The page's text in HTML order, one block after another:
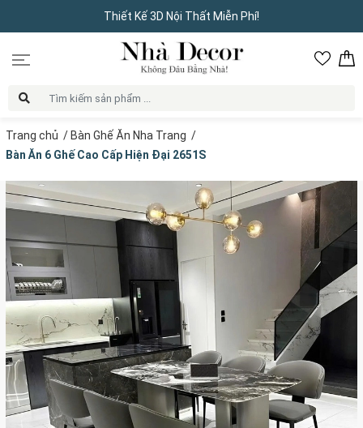
Thiết Kế 3D Nội Thất Miễn Phí!
Trang chủ / Bàn Ghế Ăn Nha Trang /
Bàn Ăn 6 Ghế Cao Cấp Hiện Đại 2651S